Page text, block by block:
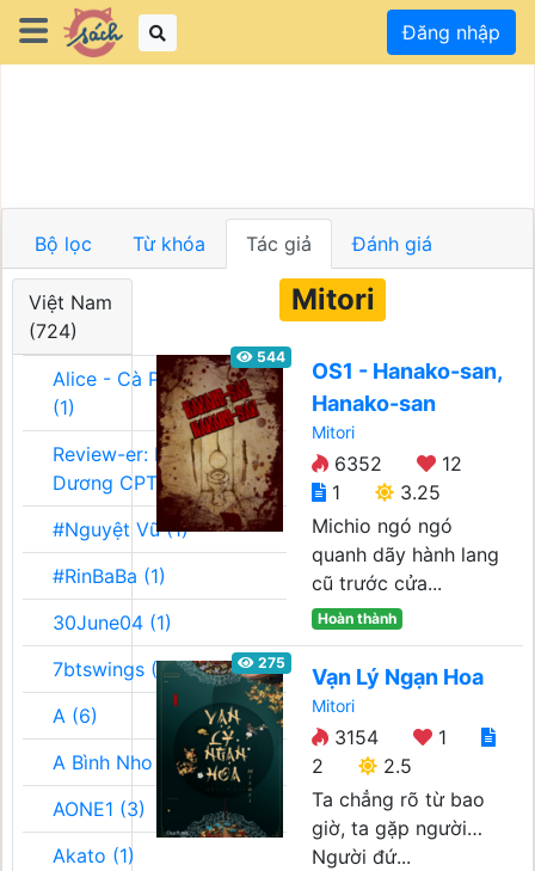
Đăng nhập
Bộ lọc Từ khóa Tác giả Đánh giá
Việt Nam
(724)
Alice - Cà Phê Team
(1)
Review-er: Dương
Dương CPT (1)
#Nguyệt Vũ (1)
#RinBaBa (1)
30June04 (1)
7btswings (3)
A (6)
A Bình Nho (2)
AONE1 (3)
Akato (1)
Mitori
544
OS1 - Hanako-san,
Hanako-san
Mitori
6352
12
1
3.25
Michio ngó ngó
quanh dãy hành lang
cũ trước cửa...
Hoàn thành
275
Vạn Lý Ngạn Hoa
Mitori
3154
1
2
2.5
Ta chẳng rõ từ bao
giờ, ta gặp người…
Người đứ...